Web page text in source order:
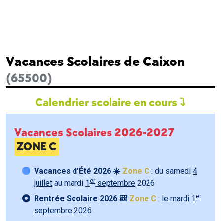
Vacances Scolaires de Caixon
(65500)
Calendrier scolaire en cours
Vacances Scolaires 2026-2027
ZONE C
Vacances d’Été 2026 ☀️ Zone C : du samedi 4
juillet au mardi 1 er septembre 2026
Rentrée Scolaire 2026 🎒 Zone C : le mardi 1 er
septembre 2026